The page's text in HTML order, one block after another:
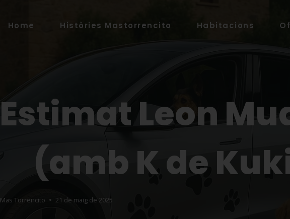
Home Històries Mastorrencito Habitacions
Estimat Leon
(amb K de
Mas Torrencito 21 de maig de 2025